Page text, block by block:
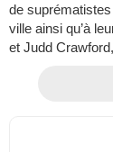
de
ville ainsi qu’à
et Judd